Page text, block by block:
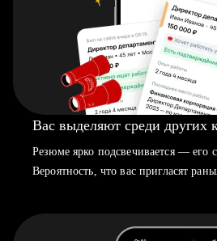
Вас выделяют среди других
Резюме ярко подсвечивается — его
Вероятность, что вас пригласят